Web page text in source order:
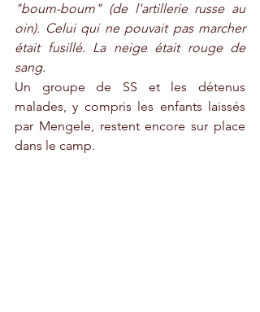
"boum-boum" (de l'artillerie russe au
oin). Celui qui ne pouvait pas marcher
était fusillé. La neige était rouge de
sang.
Un groupe de SS et les détenus
malades, y compris les enfants laissés
par Mengele, restent encore sur place
dans le camp.